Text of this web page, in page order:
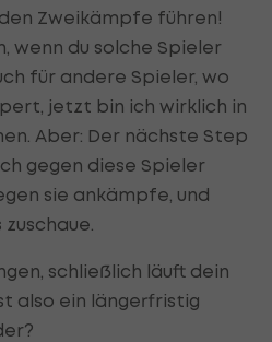
Zweikämpfe führen!
wenn du solche Spieler
für andere Spieler, wo
jetzt bin ich wirklich in
Aber: Der nächste Step
gegen diese Spieler
sie ankämpfe, und
schließlich läuft dein
also ein längerfristig